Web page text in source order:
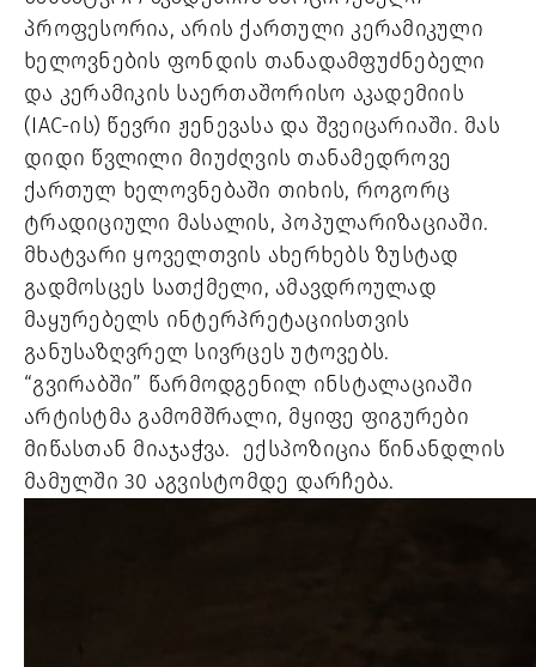
პროფესორია, არის ქართული კერამიკული
ხელოვნების ფონდის თანადამფუძნებელი
და კერამიკის საერთაშორისო აკადემიის
(IAC-ის) წევრი ჟენევასა და შვეიცარიაში. მას
დიდი წვლილი მიუძღვის თანამედროვე
ქართულ ხელოვნებაში თიხის, როგორც
ტრადიციული მასალის, პოპულარიზაციაში.
მხატვარი ყოველთვის ახერხებს ზუსტად
გადმოსცეს სათქმელი, ამავდროულად
მაყურებელს ინტერპრეტაციისთვის
განუსაზღვრელ სივრცეს უტოვებს.
“გვირაბში” წარმოდგენილ ინსტალაციაში
არტისტმა გამომშრალი, მყიფე ფიგურები
მიწასთან მიაჯაჭვა. ექსპოზიცია წინანდლის
მამულში 30 აგვისტომდე დარჩება.